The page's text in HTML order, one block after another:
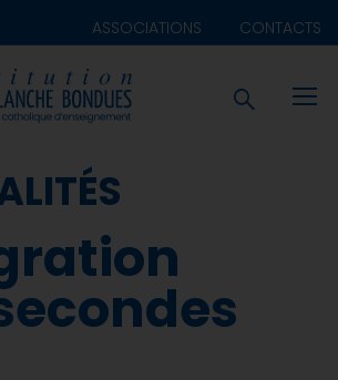
ASSOCIATIONS CONTACTS